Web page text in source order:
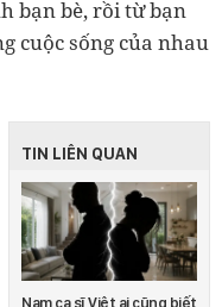
bạn bè, rồi từ bạn
cuộc sống của nhau
TIN LIÊN QUAN
Nam ca sĩ Việt ai cũng biết